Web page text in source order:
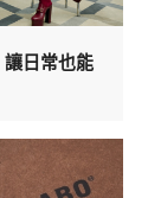
讓日常也能